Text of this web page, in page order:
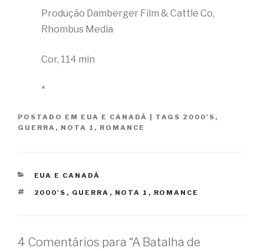
Produção Damberger Film & Cattle Co,
Rhombus Media
Cor, 114 min
*
POSTADO EM EUA E CANADÁ | TAGS 2000'S ,
GUERRA , NOTA 1 , ROMANCE
CATEGORIAS
EUA E CANADÁ
TAGS
2000'S , GUERRA , NOTA 1 , ROMANCE
4 Comentários para “A Batalha de